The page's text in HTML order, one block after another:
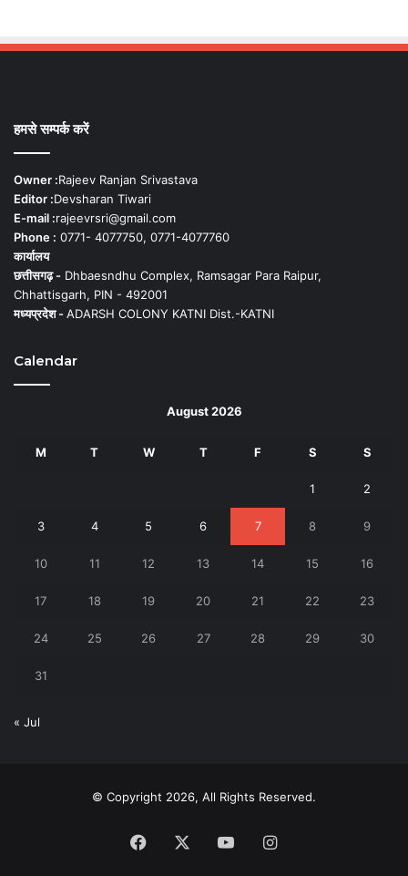
हमसे सम्पर्क करें
Owner :Rajeev Ranjan Srivastava
Editor :Devsharan Tiwari
E-mail :rajeevrsri@gmail.com
Phone : 0771- 4077750, 0771-4077760
कार्यालय
छत्तीसगढ़ - Dhbaesndhu Complex, Ramsagar Para Raipur,
Chhattisgarh, PIN - 492001
मध्यप्रदेश -ADARSH COLONY KATNI Dist.-KATNI
Calendar
August 2026
M T W T F S S
1 2
3 4 5 6 7 8 9
10 11 12 13 14 15 16
17 18 19 20 21 22 23
24 25 26 27 28 29 30
31
« Jul
© Copyright 2026, All Rights Reserved.
Facebook YouTubeInstagram